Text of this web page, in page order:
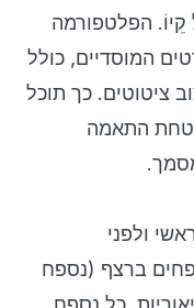
הפלטפורמה
המוסדיים, כולל
ציטוטים. כך תוכל
התאמה
ולפני
ברצף (נספח